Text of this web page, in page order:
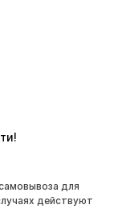
для
действуют